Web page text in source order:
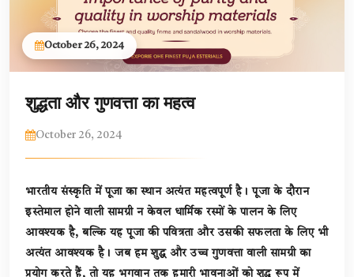
October 26, 2024
शुद्धता और गुणवत्ता का महत्व
October 26, 2024
भारतीय संस्कृति में पूजा का स्थान अत्यंत महत्वपूर्ण है। पूजा के दौरान
इस्तेमाल होने वाली सामग्री न केवल धार्मिक रस्मों के पालन के लिए
आवश्यक है, बल्कि यह पूजा की पवित्रता और उसकी सफलता के लिए भी
अत्यंत आवश्यक है। जब हम शुद्ध और उच्च गुणवत्ता वाली सामग्री का
प्रयोग करते हैं, तो यह भगवान तक हमारी भावनाओं को शुद्ध रूप में